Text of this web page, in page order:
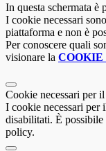
In questa schermata è
I cookie necessari
piattaforma e non è
Per conoscere quali
visionare la
Cookie necessari per
I cookie necessari per
disabilitati. È
policy.